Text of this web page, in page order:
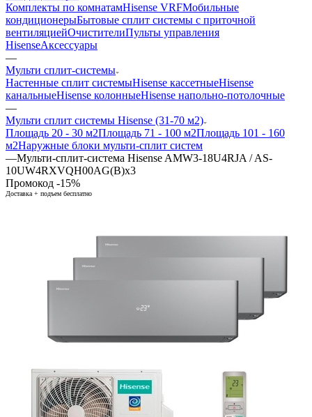
Комплекты по комнатамHisense VRFМобильные
кондиционерыБытовые сплит системы с приточной
вентиляциейОчистителиПульты управления
HisenseАксессуары
—
Мульти сплит-системы
Настенные сплит системыHisense кассетныеHisense
канальныеHisense колонныеHisense напольно-потолочные
—
Мульти сплит системы Hisense (31-70 м2)
Площадь 20 - 30 м2Площадь 71 - 100 м2Площадь 101 - 160
м2Наружные блоки мульти-сплит систем
—Мульти-сплит-система Hisense AMW3-18U4RJA / AS-
10UW4RXVQH00AG(B)x3
Промокод -15%
Доставка + подъем бесплатно